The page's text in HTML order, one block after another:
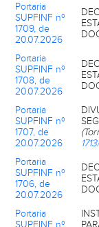
Portaria
SUPFINF nº
1709, de
20.07.2026
Portaria
SUPFINF nº
1708, de
20.07.2026
Portaria
SUPFINF nº
1707, de
20.07.2026
Portaria
SUPFINF nº
1706, de
20.07.2026
Portaria
SUPFINF nº